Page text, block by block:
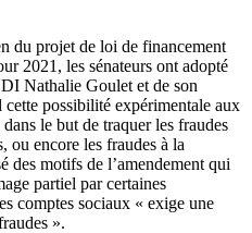
du projet de loi de financement
2021, les sénateurs ont adopté
Nathalie Goulet et de son
cette possibilité expérimentale aux
le but de traquer les fraudes
ou encore les fraudes à la
des motifs de l’amendement qui
partiel par certaines
comptes sociaux « exige une
».